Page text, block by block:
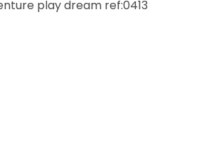
play dream ref:0413